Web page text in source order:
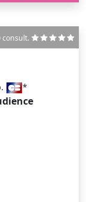
consult.
*